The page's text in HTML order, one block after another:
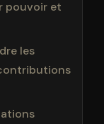
pouvoir et
les